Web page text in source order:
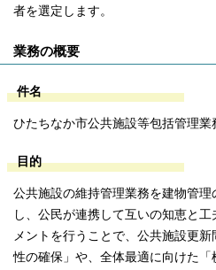
者を選定します。
業務の概要
件名
ひたちなか市公共施設等包括管理業
目的
公共施設の維持管理業務を建物管
し、公民が連携して互いの知恵と
メントを行うことで、公共施設更
性の確保」や、全体最適に向けた